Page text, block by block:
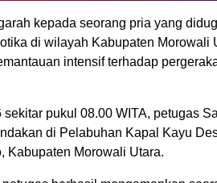
kepada seorang pria yang
di wilayah Kabupaten Morowali
intensif terhadap
pukul 08.00 WITA, petugas
di Pelabuhan Kapal Kayu
Kabupaten Morowali Utara.